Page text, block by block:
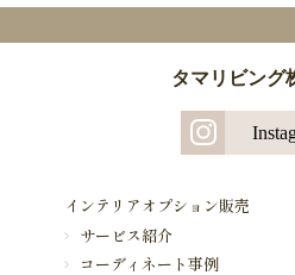
タマリビング
インテリアオプション販売
サービス紹介
コーディネート事例